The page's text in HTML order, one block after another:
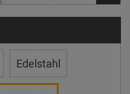
Edelstahl